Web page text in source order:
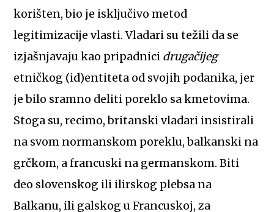
korišten, bio je isključivo metod
legitimizacije vlasti. Vladari su težili da se
izjašnjavaju kao pripadnici drugačijeg
etničkog (id)entiteta od svojih podanika, jer
je bilo sramno deliti poreklo sa kmetovima.
Stoga su, recimo, britanski vladari insistirali
na svom normanskom poreklu, balkanski na
grčkom, a francuski na germanskom. Biti
deo slovenskog ili ilirskog plebsa na
Balkanu, ili galskog u Francuskoj, za